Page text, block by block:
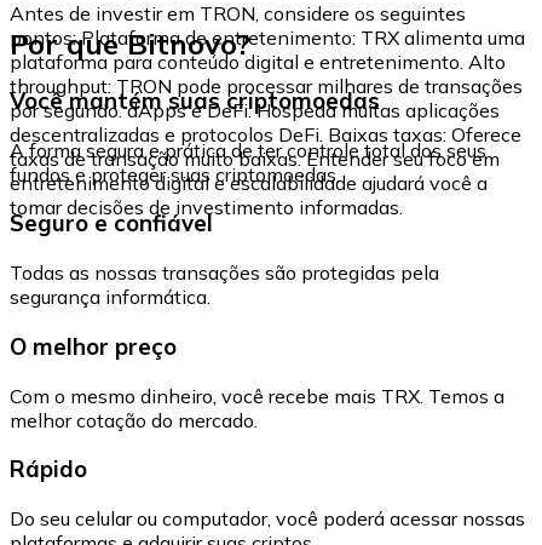
Antes de investir em TRON, considere os seguintes
pontos: Plataforma de entretenimento: TRX alimenta uma
plataforma para conteúdo digital e entretenimento. Alto
throughput: TRON pode processar milhares de transações
por segundo. dApps e DeFi: Hospeda muitas aplicações
descentralizadas e protocolos DeFi. Baixas taxas: Oferece
taxas de transação muito baixas. Entender seu foco em
entretenimento digital e escalabilidade ajudará você a
tomar decisões de investimento informadas.
Por que Bitnovo?
Você mantém suas criptomoedas
A forma segura e prática de ter controle total dos seus
fundos e proteger suas criptomoedas.
Seguro e confiável
Todas as nossas transações são protegidas pela
segurança informática.
O melhor preço
Com o mesmo dinheiro, você recebe mais TRX. Temos a
melhor cotação do mercado.
Rápido
Do seu celular ou computador, você poderá acessar nossas